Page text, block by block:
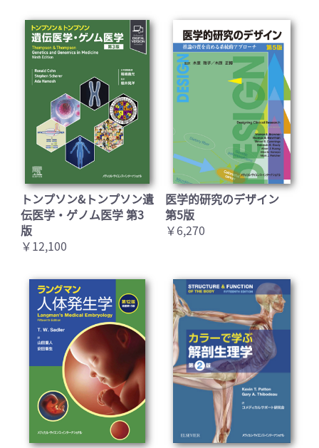
トンプソン&トンプソン遺
伝医学・ゲノム医学 第3
版
￥12,100
医学的研究のデザイン
第5版
￥6,270